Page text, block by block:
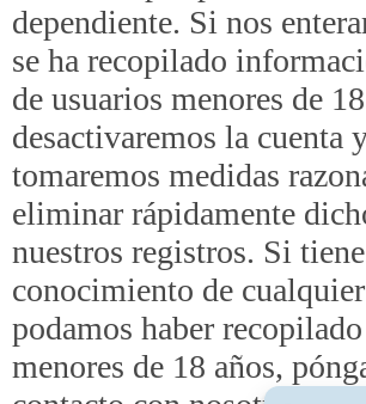
dependiente. Si nos
se ha recopilado
de usuarios menores de
desactivaremos la cuenta
tomaremos medidas
eliminar rápidamente
nuestros registros. Si tiene
conocimiento de
podamos haber
menores de 18 años,